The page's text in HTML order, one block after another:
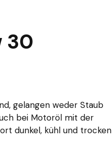
30
gelangen weder Staub
bei Motoröl mit der
dunkel, kühl und trocken